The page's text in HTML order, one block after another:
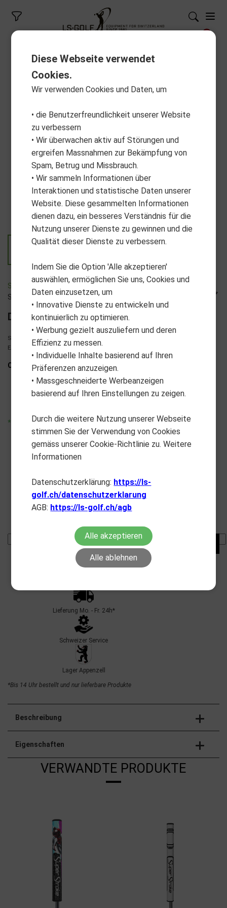
SS51-A0505_1
SuperStroke
Deep Etched Smooth black
Stock: 35
EAN: 0726381320727
CHF 24.90
VPE
Verkaufseinheit
*unverbindliche Preisempfehlung
black
Lieferung Mo. - Fr. 24h*
Schweizer Service
Lager Appenzell
*Bis 14 Uhr bestellt und nur lieferbare Produkte
Beschreibung
Eigenschaften
VERWANDTE PRODUKTE
Diese Webseite verwendet
Cookies.
Wir verwenden Cookies und Daten, um
• die Benutzerfreundlichkeit unserer Website
zu verbessern
• Wir überwachen aktiv auf Störungen und
ergreifen Massnahmen zur Bekämpfung von
Spam, Betrug und Missbrauch.
• Wir sammeln Informationen über
Interaktionen und statistische Daten unserer
Website. Diese gesammelten Informationen
dienen dazu, ein besseres Verständnis für die
Nutzung unserer Dienste zu gewinnen und die
Qualität dieser Dienste zu verbessern.
Indem Sie die Option 'Alle akzeptieren'
auswählen, ermöglichen Sie uns, Cookies und
Daten einzusetzen, um
• Innovative Dienste zu entwickeln und
kontinuierlich zu optimieren.
• Werbung gezielt auszuliefern und deren
Effizienz zu messen.
• Individuelle Inhalte basierend auf Ihren
Präferenzen anzuzeigen.
• Massgeschneiderte Werbeanzeigen
basierend auf Ihren Einstellungen zu zeigen.
Durch die weitere Nutzung unserer Webseite
stimmen Sie der Verwendung von Cookies
gemäss unserer Cookie-Richtlinie zu. Weitere
Informationen
Datenschutzerklärung: https://ls-
golf.ch/datenschutzerklarung
AGB: https://ls-golf.ch/agb
Alle akzeptieren
Alle ablehnen